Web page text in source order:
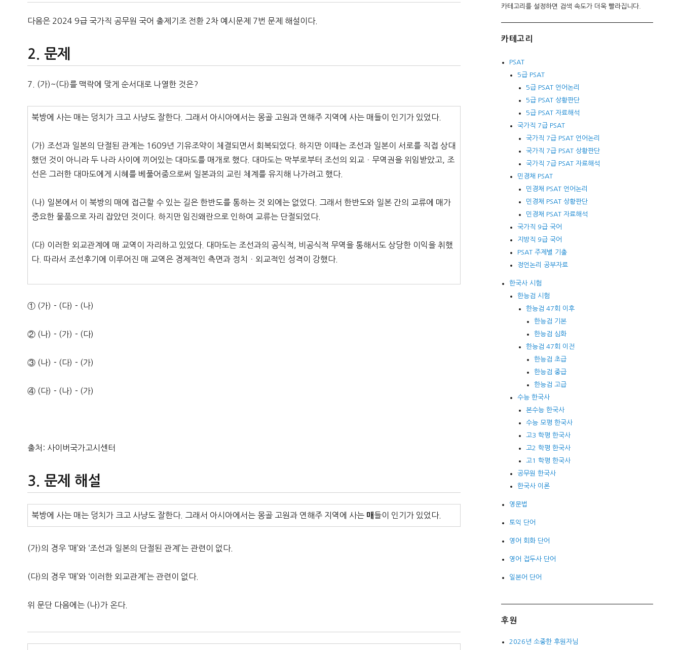
다음은 2024 9급 국가직 공무원 국어 출제기조 전환 2차 예시문제 7번 문제 해설이다.
문제
7. (가)~(다)를 맥락에 맞게 순서대로 나열한 것은?
북방에 사는 매는 덩치가 크고 사냥도 잘한다. 그래서 아시아에서는 몽골 고원과 연해주 지역에 사는 매들이 인기가 있었다.
(가) 조선과 일본의 단절된 관계는 1609년 기유조약이 체결되면서 회복되었다. 하지만 이때는 조선과 일본이 서로를 직접 상대
했던 것이 아니라 두 나라 사이에 끼어있는 대마도를 매개로 했다. 대마도는 막부로부터 조선의 외교ㆍ무역권을 위임받았고, 조
선은 그러한 대마도에게 시혜를 베풀어줌으로써 일본과의 교린 체계를 유지해 나가려고 했다.
(나) 일본에서 이 북방의 매에 접근할 수 있는 길은 한반도를 통하는 것 외에는 없었다. 그래서 한반도와 일본 간의 교류에 매가
중요한 물품으로 자리 잡았던 것이다. 하지만 임진왜란으로 인하여 교류는 단절되었다.
(다) 이러한 외교관계에 매 교역이 자리하고 있었다. 대마도는 조선과의 공식적, 비공식적 무역을 통해서도 상당한 이익을 취했
다. 따라서 조선후기에 이루어진 매 교역은 경제적인 측면과 정치ㆍ외교적인 성격이 강했다.
① (가)－(다)－(나)
② (나)－(가)－(다)
③ (나)－(다)－(가)
④ (다)－(나)－(가)
출처: 사이버국가고시센터
문제 해설
북방에 사는 매는 덩치가 크고 사냥도 잘한다. 그래서 아시아에서는 몽골 고원과 연해주 지역에 사는 매 들이 인기가 있었다.
(가)의 경우 ‘매’와 ‘조선과 일본의 단절된 관계’는 관련이 없다.
(다)의 경우 ‘매’와 ‘이러한 외교관계’는 관련이 없다.
위 문단 다음에는 (나)가 온다.
카테고리를 설정하면 검색 속도가 더욱 빨라집니다.
카테고리
PSAT
5급 PSAT
5급 PSAT 언어논리
5급 PSAT 상황판단
5급 PSAT 자료해석
국가직 7급 PSAT
국가직 7급 PSAT 언어논리
국가직 7급 PSAT 상황판단
국가직 7급 PSAT 자료해석
민경채 PSAT
민경채 PSAT 언어논리
민경채 PSAT 상황판단
민경채 PSAT 자료해석
국가직 9급 국어
지방직 9급 국어
PSAT 주제별 기출
정언논리 공부자료
한국사 시험
한능검 시험
한능검 47회 이후
한능검 기본
한능검 심화
한능검 47회 이전
한능검 초급
한능검 중급
한능검 고급
수능 한국사
본수능 한국사
수능 모평 한국사
고3 학평 한국사
고2 학평 한국사
고1 학평 한국사
공무원 한국사
한국사 이론
영문법
토익 단어
영어 회화 단어
영어 접두사 단어
일본어 단어
후원
2026년 소중한 후원자님